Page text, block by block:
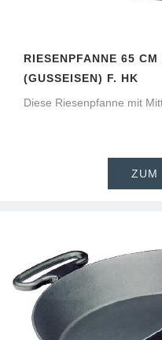
RIESENPFANNE 65
(GUSSEISEN) F. HK
Diese Riesenpfanne mit
ZUM